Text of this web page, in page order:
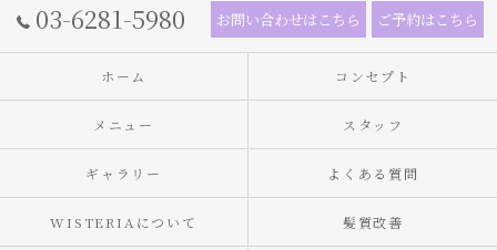
03-6281-5980 お問い合わせはこちら ご予約はこちら
ホーム コンセプト
メニュー スタッフ
ギャラリー よくある質問
WISTERIAについて 髪質改善